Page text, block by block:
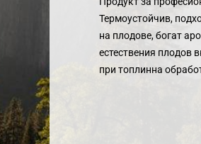
Термоустойчив,
на плодове, богат
естествения плодов
при топлинна